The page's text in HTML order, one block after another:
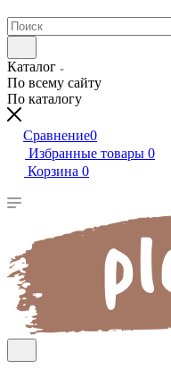
Каталог
По всему сайту
По каталогу
Сравнение0
Избранные товары 0
Корзина 0